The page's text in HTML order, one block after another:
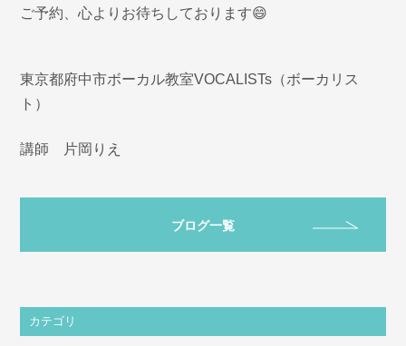
ご予約、心よりお待ちしております😄
東京都府中市ボーカル教室VOCALISTs（ボーカリス
ト）
講師 片岡りえ
ブログ一覧
カテゴリ